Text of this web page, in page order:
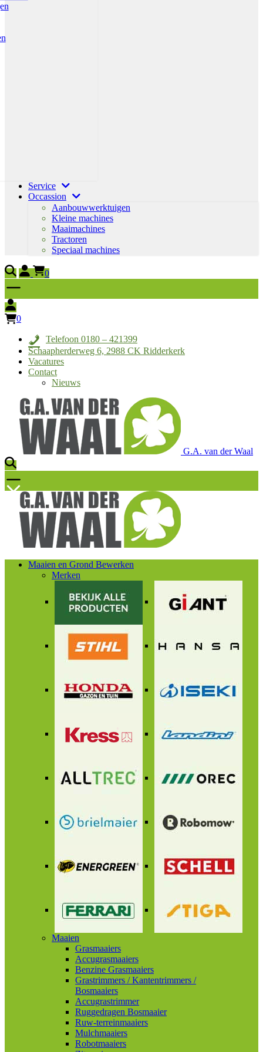
Service
Occassion
Aanbouwwerktuigen
Kleine machines
Maaimachines
Tractoren
Speciaal machines
0
0
Telefoon 0180 – 421399
Schaapherderweg 6, 2988 CK Ridderkerk
Vacatures
Contact
Nieuws
G.A. van der Waal
Maaien en Grond Bewerken
Merken
Maaien
Grasmaaiers
Accugrasmaaiers
Benzine Grasmaaiers
Grastrimmers / Kantentrimmers /
Bosmaaiers
Accugrastrimmer
Ruggedragen Bosmaaier
Ruw-terreinmaaiers
Mulchmaaiers
Robotmaaiers